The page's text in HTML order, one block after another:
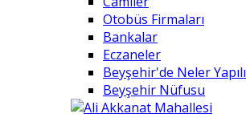
Otobüs Firmaları
Bankalar
Eczaneler
Beyşehir'de Neler
Beyşehir Nüfusu